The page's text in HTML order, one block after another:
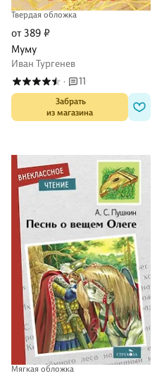
Твердая обложка
от 389 ₽
Муму
Иван Тургенев
· 11
Забрать
из магазина
Мягкая обложка